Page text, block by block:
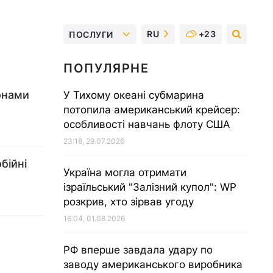
ПОСЛУГИ RU +23
ПОПУЛЯРНЕ
У Тихому океані субмарина
потопила американський крейсер:
особливості навчань флоту США
23:18, 29.07.2026
Україна могла отримати
ізраїльський "Залізний купол": WP
розкрив, хто зірвав угоду
16:04, 01.08.2026
РФ вперше завдала удару по
заводу американського виробника